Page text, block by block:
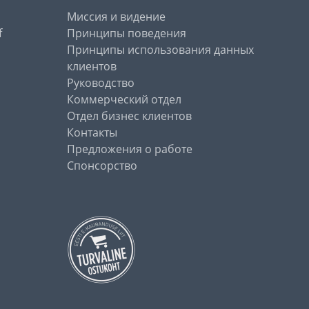
Миссия и видение
Принципы поведения
Принципы использования данных
клиентов
Руководство
Коммерческий отдел
Отдел бизнес клиентов
Контакты
Предложения о работе
Спонсорство